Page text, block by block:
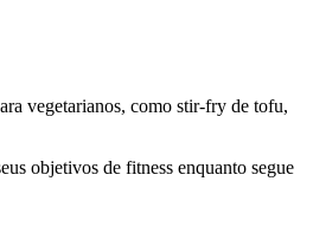
vegetarianos, como stir-fry de tofu,
objetivos de fitness enquanto segue